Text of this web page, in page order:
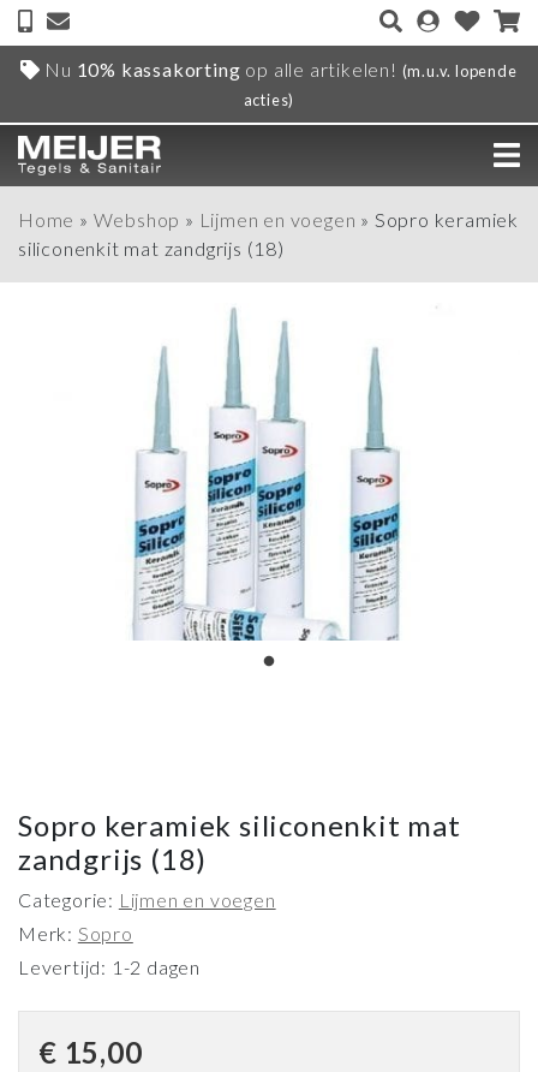
Nu 10% kassakorting op alle artikelen! (m.u.v. lopende
acties)
Home » Webshop » Lijmen en voegen » Sopro keramiek
siliconenkit mat zandgrijs (18)
Sopro keramiek siliconenkit mat
zandgrijs (18)
Categorie: Lijmen en voegen
Merk: Sopro
Levertijd: 1-2 dagen
€ 15,00